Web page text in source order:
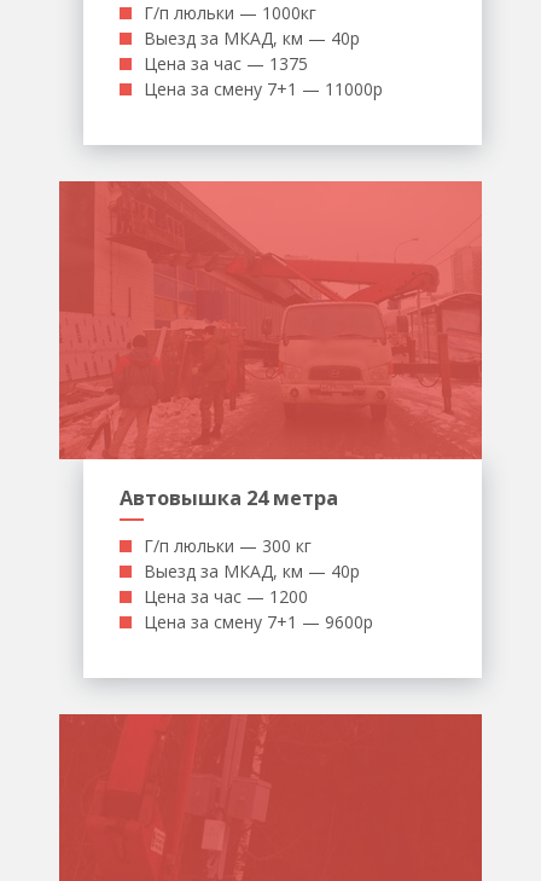
Г/п люльки — 1000кг
Выезд за МКАД, км — 40р
Цена за час — 1375
Цена за смену 7+1 — 11000р
Автовышка 24 метра
Г/п люльки — 300 кг
Выезд за МКАД, км — 40р
Цена за час — 1200
Цена за смену 7+1 — 9600р